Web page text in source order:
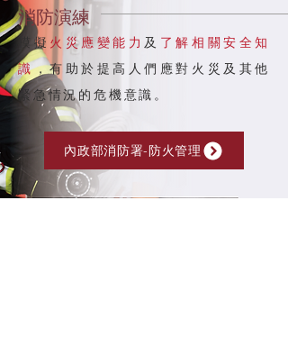
消防演練
模擬 火災應變能力 及 了解相關安全知
識，有助於提高人們應對火災及其他
緊急情況的危機意識。
內政部消防署-防火管理